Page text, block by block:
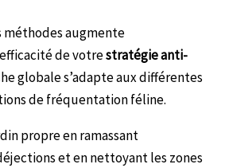
méthodes augmente
de votrestratégie anti-
globale s’adapte aux différentes
de fréquentation féline.
propre en ramassant
et en nettoyant les zones